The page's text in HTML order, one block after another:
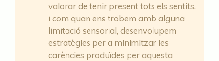
valorar de tenir present tots els sentits,
i com quan ens trobem amb alguna
limitació sensorial, desenvolupem
estratègies per a minimitzar les
carències produïdes per aquesta